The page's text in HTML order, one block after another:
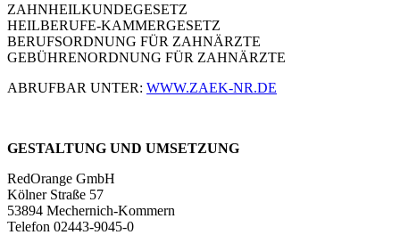
ZAHNHEILKUNDEGESETZ
HEILBERUFE-KAMMERGESETZ
BERUFSORDNUNG FÜR ZAHNÄRZTE
GEBÜHRENORDNUNG FÜR ZAHNÄRZTE
ABRUFBAR UNTER: WWW.ZAEK-NR.DE
GESTALTUNG UND UMSETZUNG
RedOrange GmbH
Kölner Straße 57
53894 Mechernich-Kommern
Telefon 02443-9045-0